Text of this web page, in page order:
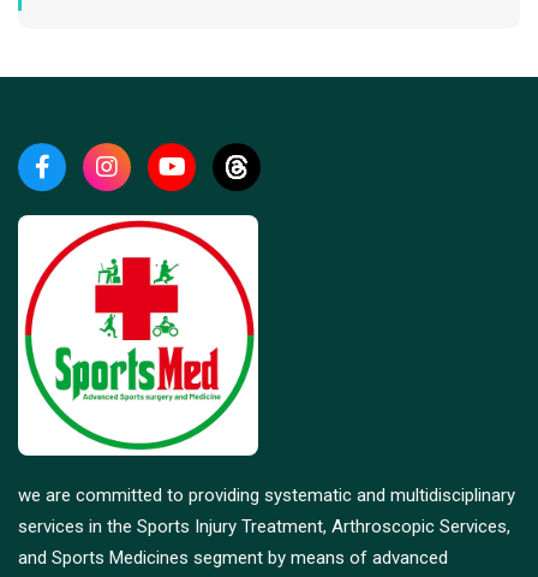
we are committed to providing systematic and multidisciplinary
services in the Sports Injury Treatment, Arthroscopic Services,
and Sports Medicines segment by means of advanced